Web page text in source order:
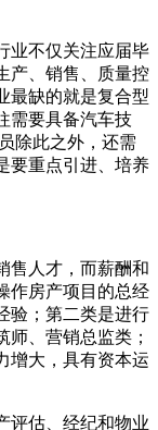
业不仅关注应届毕
产、销售、质量控
最缺的就是复合型
需要具备汽车技
除此之外，还需
要重点引进、培养
售人才，而薪酬和
作房产项目的总经
验；第二类是进行
师、营销总监类；
增大，具有资本运
评估、经纪和物业